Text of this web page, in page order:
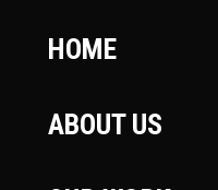
HOME
ABOUT US